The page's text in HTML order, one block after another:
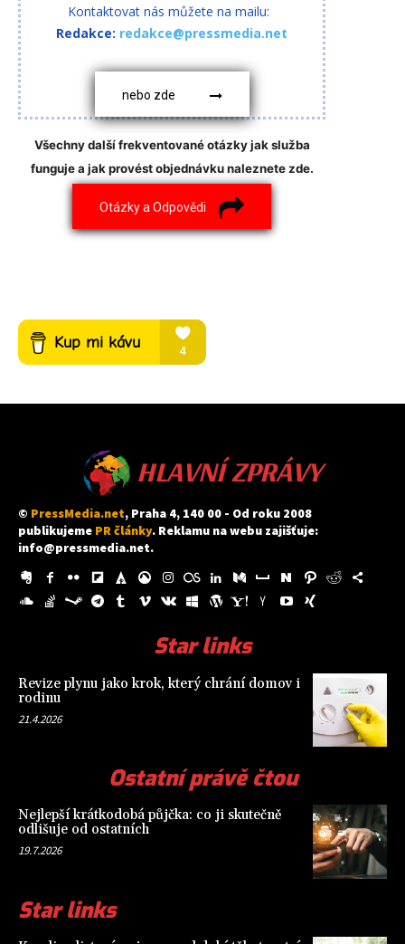
Kontaktovat nás můžete na mailu:
Redakce: redakce@pressmedia.net
nebo zde
Všechny další frekventované otázky jak služba
funguje a jak provést objednávku naleznete zde.
Otázky a Odpovědi
HLAVNÍ ZPRÁVY
© PressMedia.net, Praha 4, 140 00 - Od roku 2008
publikujeme PR články. Reklamu na webu zajišťuje:
info@pressmedia.net.
Star links
Revize plynu jako krok, který chrání domov i
rodinu
21.4.2026
Ostatní právě čtou
Nejlepší krátkodobá půjčka: co ji skutečně
odlišuje od ostatních
19.7.2026
Star links